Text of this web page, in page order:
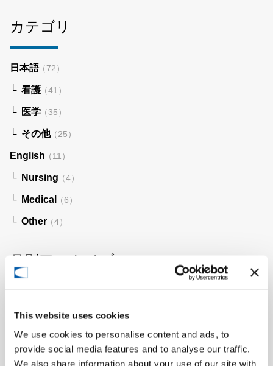
This website uses cookies
We use cookies to personalise content and ads, to
provide social media features and to analyse our traffic.
We also share information about your use of our site with
カテゴリ
日本語（72）
看護（41）
医学（35）
その他（25）
English（11）
Nursing（4）
Medical （6）
Other（4）
月別アーカイブ
2025年4月（2）